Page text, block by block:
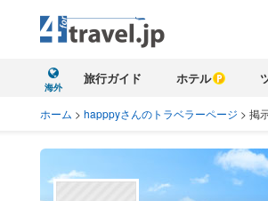
海外
旅行ガイド ホテル
ホーム > happpyさんのトラベラーページ > 掲